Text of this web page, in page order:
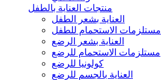
منتجات العناية بالطفل
العناية بشعر الطفل
مستلزمات الاستحمام للطفل
العناية بشعر الرضع
مستلزمات الاستحمام للرضع
كولونيا للرضع
العناية بالجسم للرضع